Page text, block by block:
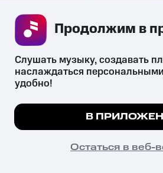
СКАЧАТЬ
психотропных веществ, их аналогов
их незаконный оборот запрещён и
законодательством ответственность.
© 2026 ООО «КИОН».
Все права защищены
Мы используем куки, чтобы на
Подробнее
ПОНЯТНО
Слушать музыку, создавать
наслаждаться
удобно!
В
Остаться в веб-